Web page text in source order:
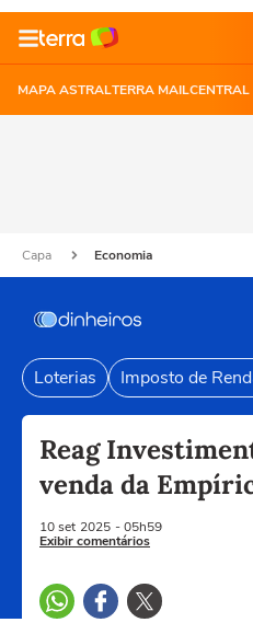
MAPA ASTRALTERRA MAIL
Capa Economia
Loterias Imposto de
Reag
venda da
10 set 2025 - 05h59
Exibir comentários